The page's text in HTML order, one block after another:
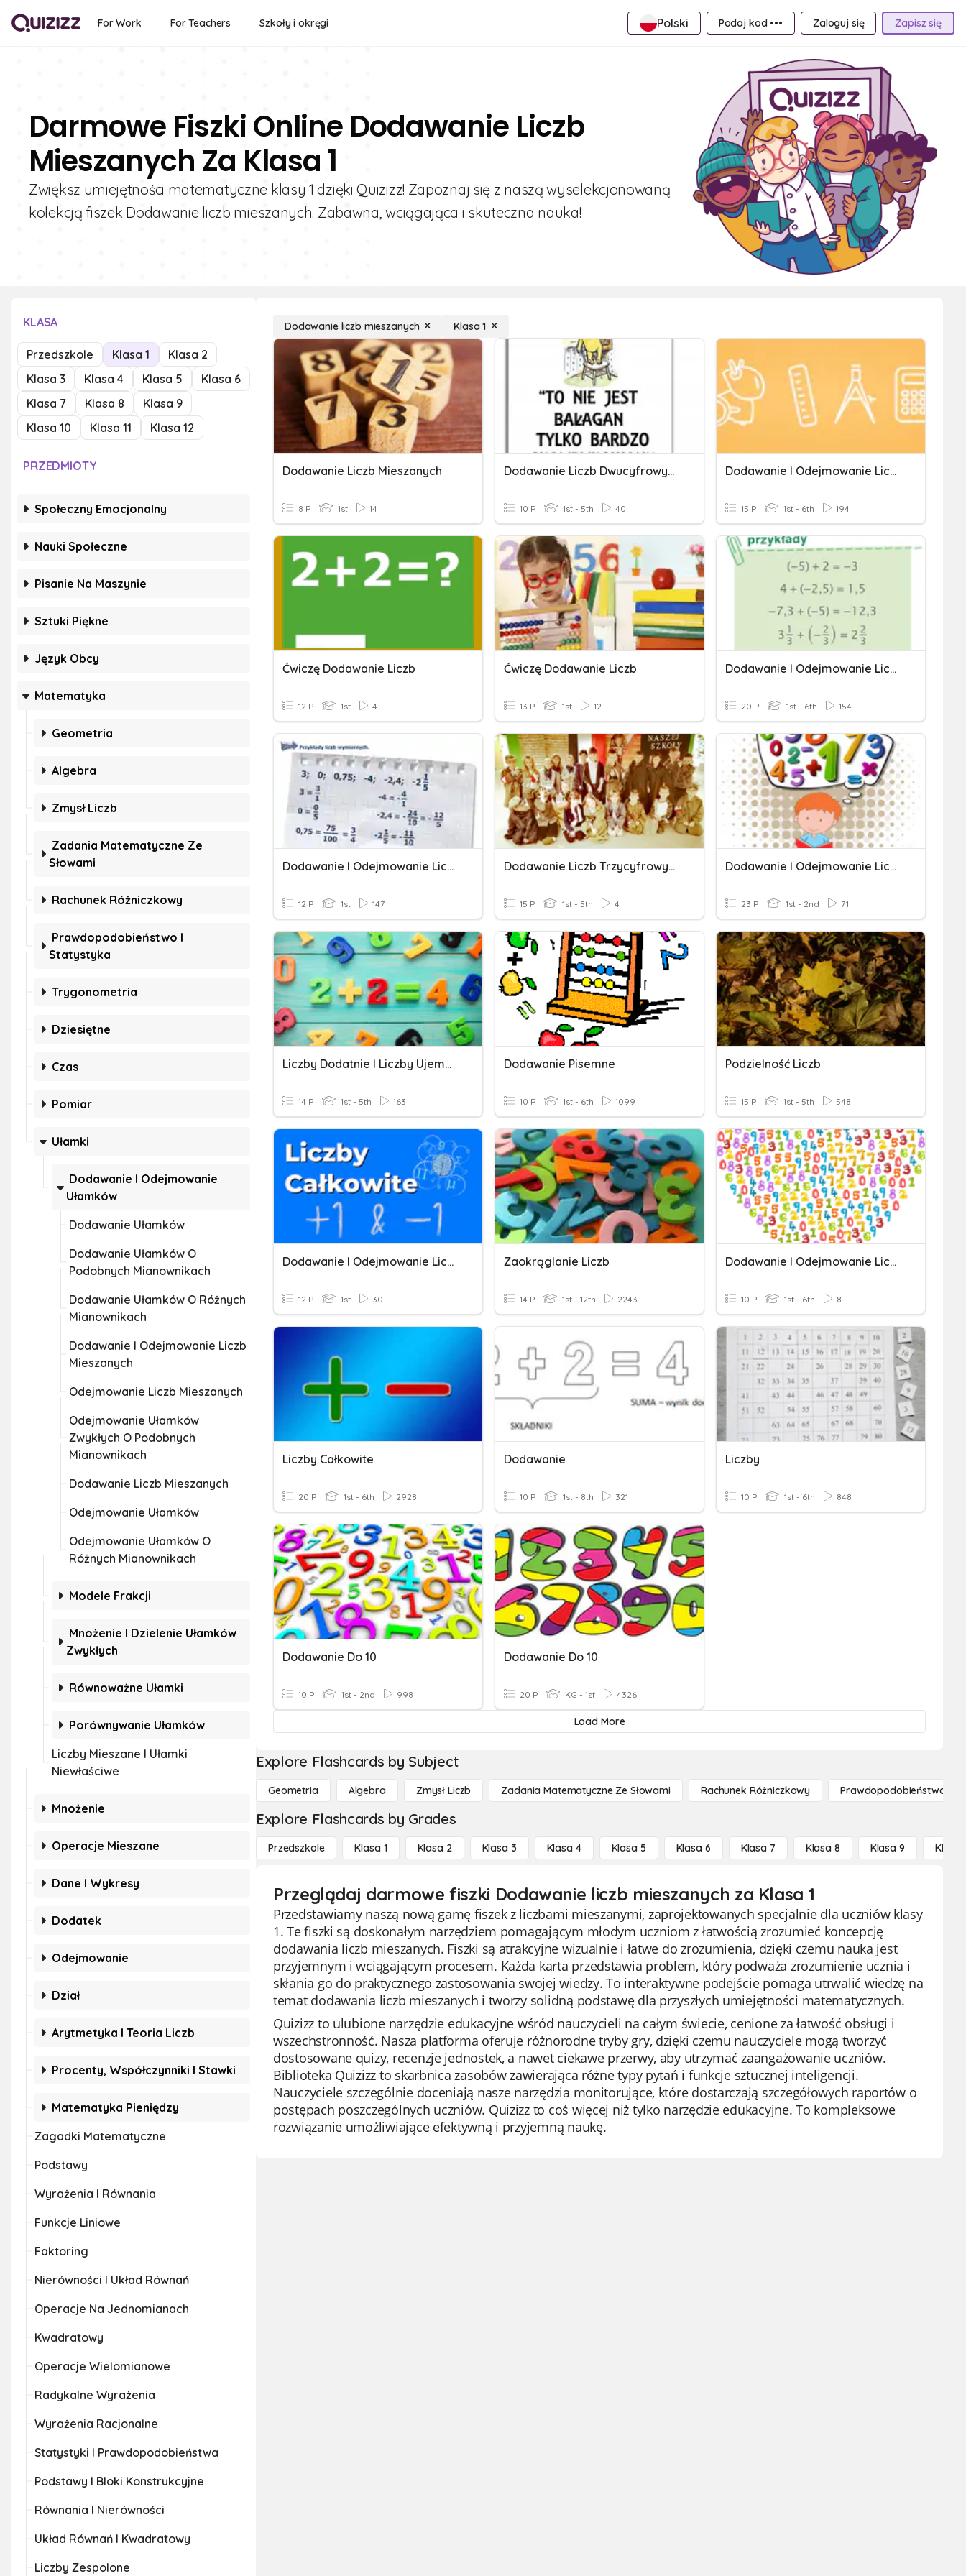
For Work For Teachers Szkoły i okręgi Polski Podaj kod ••• Zaloguj się Zapisz się
Darmowe Fiszki Online Dodawanie Liczb
Mieszanych Za Klasa 1
Zwiększ umiejętności matematyczne klasy 1 dzięki Quizizz! Zapoznaj się z naszą wyselekcjonowaną
kolekcją fiszek Dodawanie liczb mieszanych. Zabawna, wciągająca i skuteczna nauka!
KLASA
Przedszkole Klasa 1
Klasa 2
Klasa 3
Klasa 4 Klasa 5
Klasa 6
Klasa 7
Klasa 8
Klasa 9
Klasa 10
Klasa 11 Klasa 12
PRZEDMIOTY
Społeczny Emocjonalny
Nauki Społeczne
Pisanie Na Maszynie
Sztuki Piękne
Język Obcy
Matematyka
Geometria
Algebra
Zmysł Liczb
Zadania Matematyczne Ze
Słowami
Rachunek Różniczkowy
Prawdopodobieństwo I
Statystyka
Trygonometria
Dziesiętne
Czas
Pomiar
Ułamki
Dodawanie I Odejmowanie
Ułamków
Dodawanie Ułamków
Dodawanie Ułamków O
Podobnych Mianownikach
Dodawanie Ułamków O Różnych
Mianownikach
Dodawanie I Odejmowanie Liczb
Mieszanych
Odejmowanie Liczb Mieszanych
Odejmowanie Ułamków
Zwykłych O Podobnych
Mianownikach
Dodawanie Liczb Mieszanych
Odejmowanie Ułamków
Odejmowanie Ułamków O
Różnych Mianownikach
Modele Frakcji
Mnożenie I Dzielenie Ułamków
Zwykłych
Równoważne Ułamki
Porównywanie Ułamków
Liczby Mieszane I Ułamki
Niewłaściwe
Mnożenie
Operacje Mieszane
Dane I Wykresy
Dodatek
Odejmowanie
Dział
Arytmetyka I Teoria Liczb
Procenty, Współczynniki I Stawki
Matematyka Pieniędzy
Zagadki Matematyczne
Podstawy
Wyrażenia I Równania
Funkcje Liniowe
Faktoring
Nierówności I Układ Równań
Operacje Na Jednomianach
Kwadratowy
Operacje Wielomianowe
Radykalne Wyrażenia
Wyrażenia Racjonalne
Statystyki I Prawdopodobieństwa
Podstawy I Bloki Konstrukcyjne
Równania I Nierówności
Układ Równań I Kwadratowy
Liczby Zespolone
Dodawanie liczb mieszanych Klasa 1
Dodawanie Liczb Mieszanych
8 P 1st 14
Dodawanie Liczb Dwucyfrowych
10 P 1st - 5th 40
Dodawanie I Odejmowanie Liczb Całkowitych
15 P 1st - 6th 194
Ćwiczę Dodawanie Liczb
12 P 1st 4
Ćwiczę Dodawanie Liczb
13 P 1st 12
Dodawanie I Odejmowanie Liczb.
20 P 1st - 6th 154
Dodawanie I Odejmowanie Liczb Wymiernych
12 P 1st 147
Dodawanie Liczb Trzycyfrowych
15 P 1st - 5th 4
Dodawanie I Odejmowanie Liczb
23 P 1st - 2nd 71
Liczby Dodatnie I Liczby Ujemne
14 P 1st - 5th 163
Dodawanie Pisemne
10 P 1st - 6th 1099
Podzielność Liczb
15 P 1st - 5th 548
Dodawanie I Odejmowanie Liczb Całkowitych
12 P 1st 30
Zaokrąglanie Liczb
14 P 1st - 12th 2243
Dodawanie I Odejmowanie Liczb Cakowitych
10 P 1st - 6th 8
Liczby Całkowite
20 P 1st - 6th 2928
Dodawanie
10 P 1st - 8th 321
Liczby
10 P 1st - 6th 848
Dodawanie Do 10
10 P 1st - 2nd 998
Dodawanie Do 10
20 P KG - 1st 4326
Load More
Explore Flashcards by Subject
Geometria Algebra Zmysł Liczb Zadania Matematyczne Ze Słowami Rachunek Różniczkowy Prawdopodobieństwo I
Explore Flashcards by Grades
Przedszkole Klasa 1 Klasa 2 Klasa 3 Klasa 4 Klasa 5 Klasa 6 Klasa 7 Klasa 8 Klasa 9 Klasa
Przeglądaj darmowe fiszki Dodawanie liczb mieszanych za Klasa 1
Przedstawiamy naszą nową gamę fiszek z liczbami mieszanymi, zaprojektowanych specjalnie dla uczniów klasy
1. Te fiszki są doskonałym narzędziem pomagającym młodym uczniom z łatwością zrozumieć koncepcję
dodawania liczb mieszanych. Fiszki są atrakcyjne wizualnie i łatwe do zrozumienia, dzięki czemu nauka jest
przyjemnym i wciągającym procesem. Każda karta przedstawia problem, który podważa zrozumienie ucznia i
skłania go do praktycznego zastosowania swojej wiedzy. To interaktywne podejście pomaga utrwalić wiedzę na
temat dodawania liczb mieszanych i tworzy solidną podstawę dla przyszłych umiejętności matematycznych.
Quizizz to ulubione narzędzie edukacyjne wśród nauczycieli na całym świecie, cenione za łatwość obsługi i
wszechstronność. Nasza platforma oferuje różnorodne tryby gry, dzięki czemu nauczyciele mogą tworzyć
dostosowane quizy, recenzje jednostek, a nawet ciekawe przerwy, aby utrzymać zaangażowanie uczniów.
Biblioteka Quizizz to skarbnica zasobów zawierająca różne typy pytań i funkcje sztucznej inteligencji.
Nauczyciele szczególnie doceniają nasze narzędzia monitorujące, które dostarczają szczegółowych raportów o
postępach poszczególnych uczniów. Quizizz to coś więcej niż tylko narzędzie edukacyjne. To kompleksowe
rozwiązanie umożliwiające efektywną i przyjemną naukę.